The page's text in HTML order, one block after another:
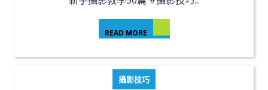
READ MORE
攝影技巧